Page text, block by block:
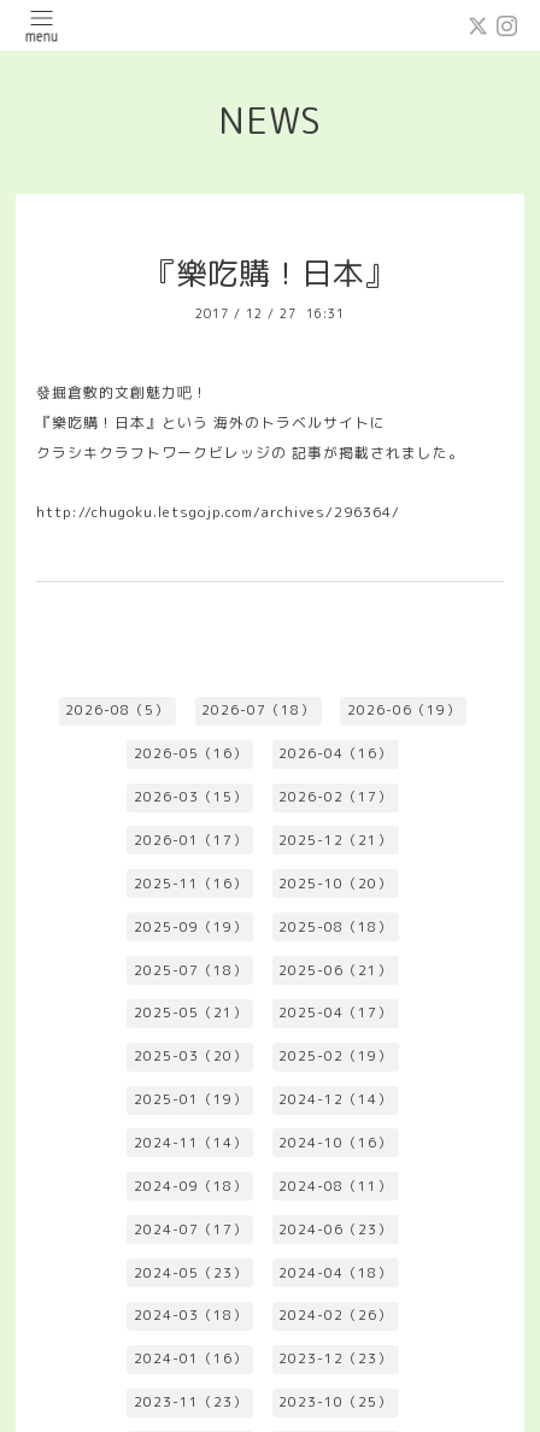
NEWS
『樂吃購！日本』
2017 / 12 / 27 16:31
發掘倉敷的文創魅力吧！
『樂吃購！日本』という 海外のトラベルサイトに
クラシキクラフトワークビレッジの 記事が掲載されました。
http://chugoku.letsgojp.com/archives/296364/
2026-08（5） 2026-07（18） 2026-06（19）
2026-05（16） 2026-04（16）
2026-03（15） 2026-02（17）
2026-01（17） 2025-12（21）
2025-11（16） 2025-10（20）
2025-09（19） 2025-08（18）
2025-07（18） 2025-06（21）
2025-05（21） 2025-04（17）
2025-03（20） 2025-02（19）
2025-01（19） 2024-12（14）
2024-11（14） 2024-10（16）
2024-09（18） 2024-08（11）
2024-07（17） 2024-06（23）
2024-05（23） 2024-04（18）
2024-03（18） 2024-02（26）
2024-01（16） 2023-12（23）
2023-11（23） 2023-10（25）